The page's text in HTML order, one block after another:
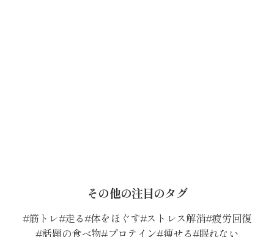
その他の注目のタグ
筋トレ 走る 体をほぐす ストレス解消 疲労回復
話題の食べ物 プロテイン 痩せる 眠れない